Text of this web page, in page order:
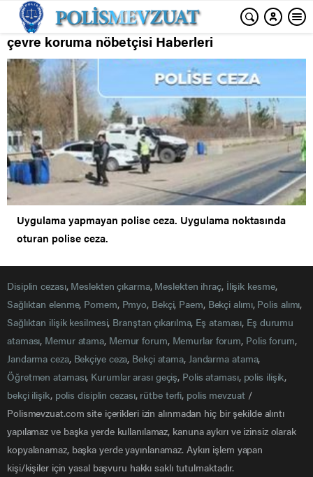
çevre koruma nöbetçisi Haberleri
Uygulama yapmayan polise ceza. Uygulama noktasında
oturan polise ceza.
Disiplin cezası, Meslekten çıkarma, Meslekten ihraç, İlişik kesme,
Sağlıktan elenme, Pomem, Pmyo, Bekçi, Paem, Bekçi alımı, Polis alımı,
Sağlıktan ilişik kesilmesi, Branştan çıkarılma, Eş ataması, Eş durumu
ataması, Memur atama, Memur forum, Memurlar forum, Polis forum,
Jandarma ceza, Bekçiye ceza, Bekçi atama, Jandarma atama,
Öğretmen ataması, Kurumlar arası geçiş, Polis ataması, polis ilişik,
bekçi ilişik, polis disiplin cezası, rütbe terfi, polis mevzuat/
Polismevzuat.com site içerikleri izin alınmadan hiç bir şekilde alıntı
yapılamaz ve başka yerde kullanılamaz, kanuna aykırı ve izinsiz olarak
kopyalanamaz, başka yerde yayınlanamaz. Aykırı işlem yapan
kişi/kişiler için yasal başvuru hakkı saklı tutulmaktadır.